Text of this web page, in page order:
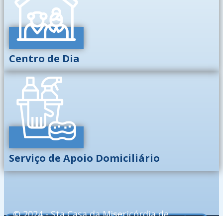
Centro de Dia
Serviço de Apoio Domiciliário